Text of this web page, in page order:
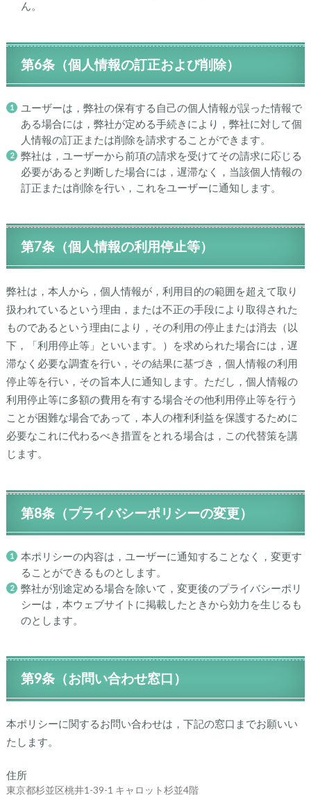
ん。
第6条（個人情報の訂正および削除）
ユーザーは，弊社の保有する自己の個人情報が誤った情報で
ある場合には，弊社が定める手続きにより，弊社に対して個
人情報の訂正または削除を請求することができます。
弊社は，ユーザーから前項の請求を受けてその請求に応じる
必要があると判断した場合には，遅滞なく，当該個人情報の
訂正または削除を行い，これをユーザーに通知します。
第7条（個人情報の利用停止等）
弊社は，本人から，個人情報が，利用目的の範囲を超えて取り
扱われているという理由，または不正の手段により取得された
ものであるという理由により，その利用の停止または消去（以
下，「利用停止等」といいます。）を求められた場合には，遅
滞なく必要な調査を行い，その結果に基づき，個人情報の利用
停止等を行い，その旨本人に通知します。ただし，個人情報の
利用停止等に多額の費用を有する場合その他利用停止等を行う
ことが困難な場合であって，本人の権利利益を保護するために
必要なこれに代わるべき措置をとれる場合は，この代替策を講
じます。
第8条（プライバシーポリシーの変更）
本ポリシーの内容は，ユーザーに通知することなく，変更す
ることができるものとします。
弊社が別途定める場合を除いて，変更後のプライバシーポリ
シーは，本ウェブサイトに掲載したときから効力を生じるも
のとします。
第9条（お問い合わせ窓口）
本ポリシーに関するお問い合わせは，下記の窓口までお願いい
たします。
住所
東京都杉並区桃井1-39-1 キャロット杉並4階